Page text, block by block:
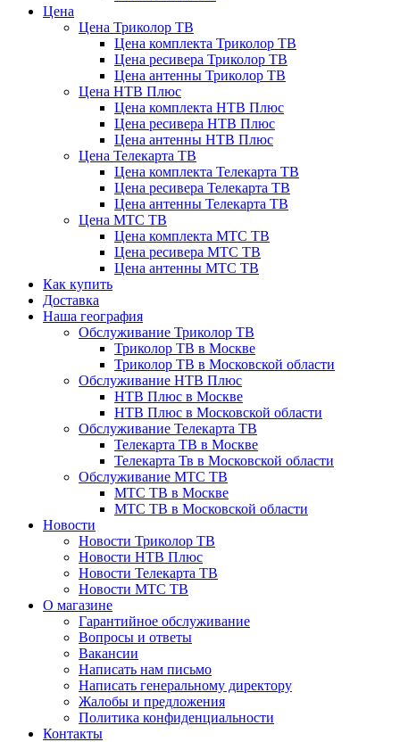
Цена
Цена Триколор ТВ
Цена комплекта Триколор ТВ
Цена ресивера Триколор ТВ
Цена антенны Триколор ТВ
Цена НТВ Плюс
Цена комплекта НТВ Плюс
Цена ресивера НТВ Плюс
Цена антенны НТВ Плюс
Цена Телекарта ТВ
Цена комплекта Телекарта ТВ
Цена ресивера Телекарта ТВ
Цена антенны Телекарта ТВ
Цена МТС ТВ
Цена комплекта МТС ТВ
Цена ресивера МТС ТВ
Цена антенны МТС ТВ
Как купить
Доставка
Наша география
Обслуживание Триколор ТВ
Триколор ТВ в Москве
Триколор ТВ в Московской области
Обслуживание НТВ Плюс
НТВ Плюс в Москве
НТВ Плюс в Московской области
Обслуживание Телекарта ТВ
Телекарта ТВ в Москве
Телекарта Тв в Московской области
Обслуживание МТС ТВ
МТС ТВ в Москве
МТС ТВ в Московской области
Новости
Новости Триколор ТВ
Новости НТВ Плюс
Новости Телекарта ТВ
Новости МТС ТВ
О магазине
Гарантийное обслуживание
Вопросы и ответы
Вакансии
Написать нам письмо
Написать генеральному директору
Жалобы и предложения
Политика конфиденциальности
Контакты